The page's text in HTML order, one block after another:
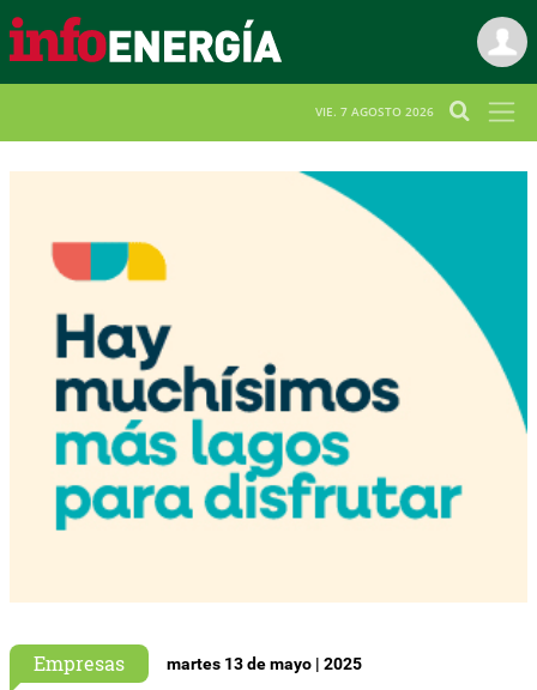
VIE. 7 AGOSTO 2026
Empresas martes 13 de mayo | 2025